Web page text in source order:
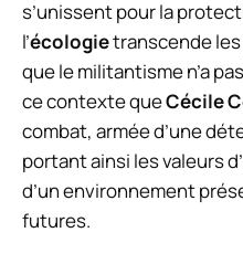
s’unissent pour la
l’écologietranscende
que le militantisme n’a
ce contexte queCécile
combat, armée d’une
portant ainsi les valeurs
d’un environnement
futures.